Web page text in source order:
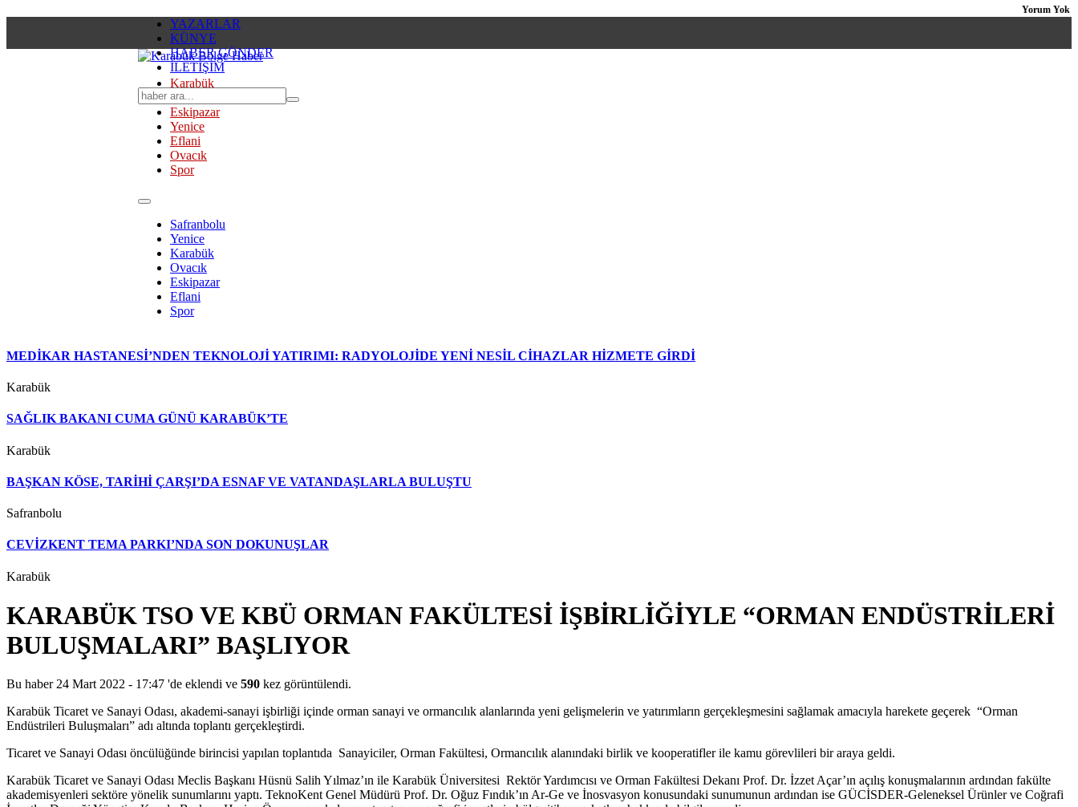
YAZARLAR
KÜNYE
HABER GÖNDER
İLETİŞİM
Karabük
Safranbolu
Eskipazar
Yenice
Eflani
Ovacık
Spor
Safranbolu
Yenice
Karabük
Ovacık
Eskipazar
Eflani
Spor
MEDİKAR HASTANESİ’NDEN TEKNOLOJİ YATIRIMI: RADYOLOJİDE YENİ NESİL CİHAZLAR HİZMETE GİRDİ
Karabük
SAĞLIK BAKANI CUMA GÜNÜ KARABÜK’TE
Karabük
BAŞKAN KÖSE, TARİHİ ÇARŞI’DA ESNAF VE VATANDAŞLARLA BULUŞTU
Safranbolu
CEVİZKENT TEMA PARKI’NDA SON DOKUNUŞLAR
Karabük
KARABÜK TSO VE KBÜ ORMAN FAKÜLTESİ İŞBİRLİĞİYLE “ORMAN ENDÜSTRİLERİ
BULUŞMALARI” BAŞLIYOR
Bu haber 24 Mart 2022 - 17:47 'de eklendi ve 590 kez görüntülendi.
Karabük Ticaret ve Sanayi Odası, akademi-sanayi işbirliği içinde orman sanayi ve ormancılık alanlarında yeni gelişmelerin ve yatırımların gerçekleşmesini sağlamak amacıyla harekete geçerek “Orman
Endüstrileri Buluşmaları” adı altında toplantı gerçekleştirdi.
Ticaret ve Sanayi Odası öncülüğünde birincisi yapılan toplantıda Sanayiciler, Orman Fakültesi, Ormancılık alanındaki birlik ve kooperatifler ile kamu görevlileri bir araya geldi.
Karabük Ticaret ve Sanayi Odası Meclis Başkanı Hüsnü Salih Yılmaz’ın ile Karabük Üniversitesi Rektör Yardımcısı ve Orman Fakültesi Dekanı Prof. Dr. İzzet Açar’ın açılış konuşmalarının ardından fakülte
akademisyenleri sektöre yönelik sunumlarını yaptı. TeknoKent Genel Müdürü Prof. Dr. Oğuz Fındık’ın Ar-Ge ve İnosvasyon konusundaki sunumunun ardından ise GÜCİSDER-Geleneksel Ürünler ve Coğrafi
Yorum Yok